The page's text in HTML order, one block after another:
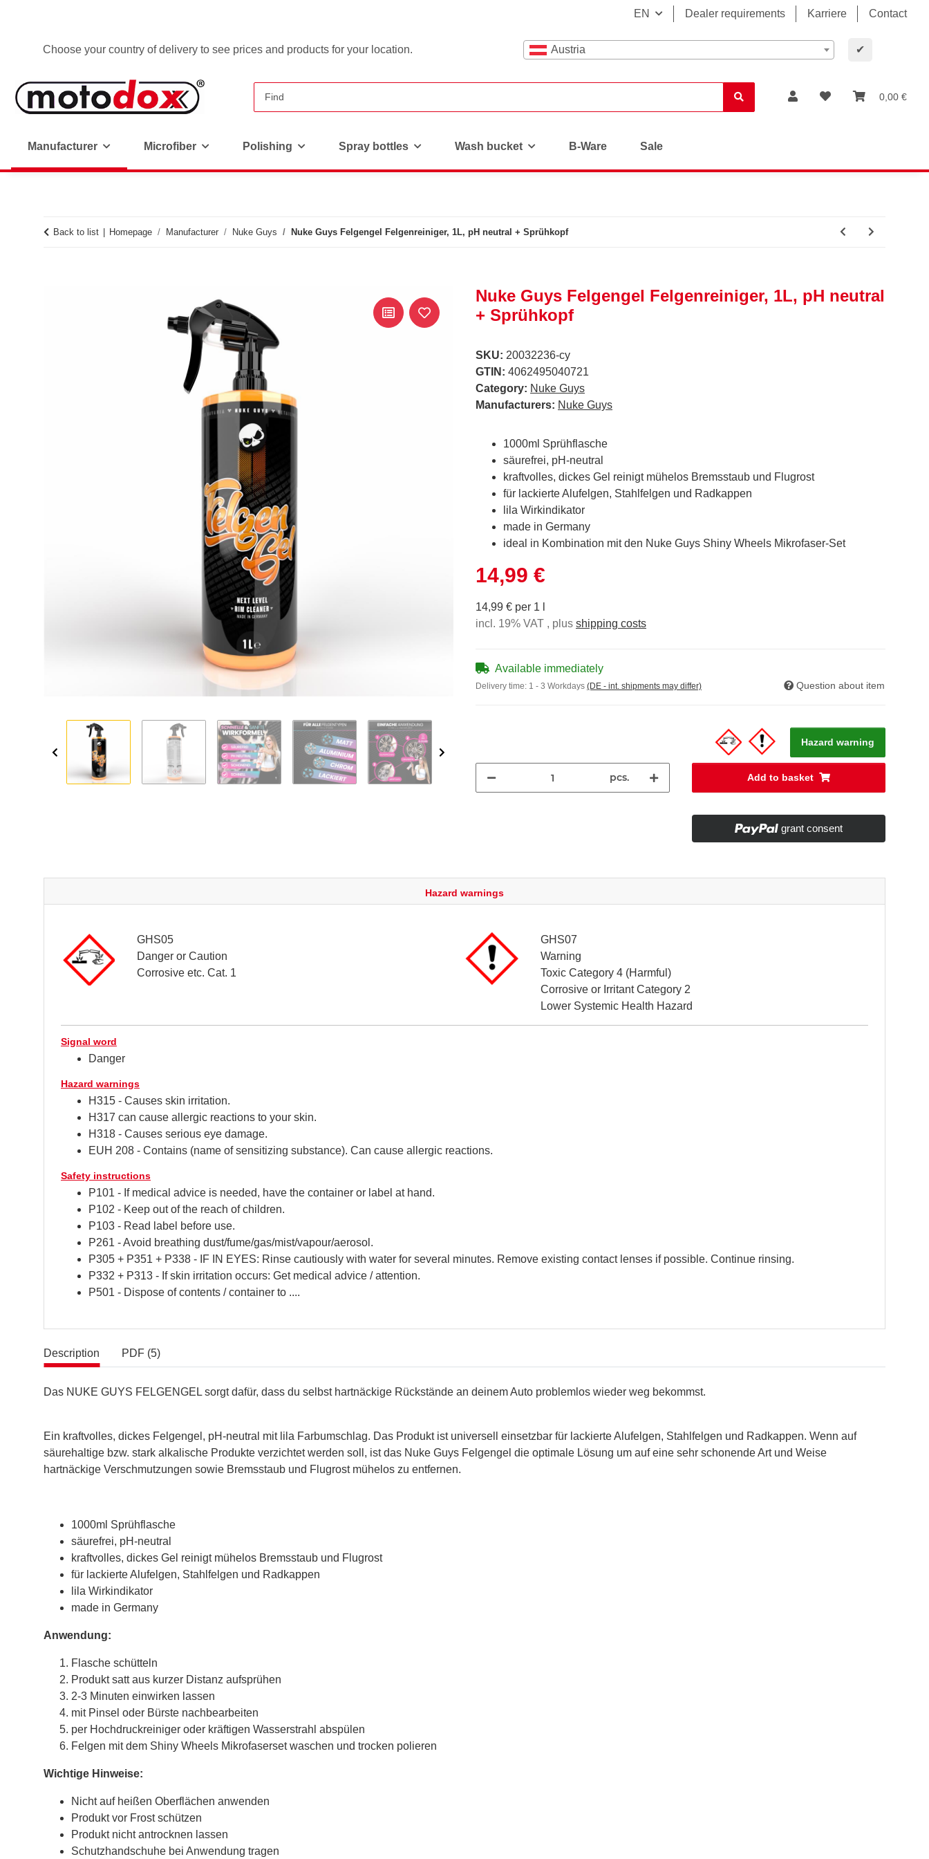
EN Dealer requirements Karriere Contact
Choose your country of delivery to see prices and products for your location. Austria ✔
0,00 €
Manufacturer Microfiber Polishing Spray bottles Wash bucket B-Ware Sale
Back to list Homepage Manufacturer Nuke Guys Nuke Guys Felgengel Felgenreiniger, 1L, pH neutral + Sprühkopf
Nuke Guys Felgengel Felgenreiniger, 1L, pH neutral
+ Sprühkopf
SKU: 20032236-cy
GTIN: 4062495040721
Category: Nuke Guys
Manufacturers: Nuke Guys
1000ml Sprühflasche
säurefrei, pH-neutral
kraftvolles, dickes Gel reinigt mühelos Bremsstaub und Flugrost
für lackierte Alufelgen, Stahlfelgen und Radkappen
lila Wirkindikator
made in Germany
ideal in Kombination mit den Nuke Guys Shiny Wheels Mikrofaser-Set
14,99 €
14,99 € per 1 l
incl. 19% VAT , plus shipping costs
Available immediately
Delivery time: 1 - 3 Workdays (DE - int. shipments may differ) Question about item
Hazard warning
pcs. Add to basket
grant consent
Hazard warnings
GHS05
Danger or Caution
Corrosive etc. Cat. 1
GHS07
Warning
Toxic Category 4 (Harmful)
Corrosive or Irritant Category 2
Lower Systemic Health Hazard
Signal word
Danger
Hazard warnings
H315 - Causes skin irritation.
H317 can cause allergic reactions to your skin.
H318 - Causes serious eye damage.
EUH 208 - Contains (name of sensitizing substance). Can cause allergic reactions.
Safety instructions
P101 - If medical advice is needed, have the container or label at hand.
P102 - Keep out of the reach of children.
P103 - Read label before use.
P261 - Avoid breathing dust/fume/gas/mist/vapour/aerosol.
P305 + P351 + P338 - IF IN EYES: Rinse cautiously with water for several minutes. Remove existing contact lenses if possible. Continue rinsing.
P332 + P313 - If skin irritation occurs: Get medical advice / attention.
P501 - Dispose of contents / container to ....
Description PDF (5)
Das NUKE GUYS FELGENGEL sorgt dafür, dass du selbst hartnäckige Rückstände an deinem Auto problemlos wieder weg bekommst.
Ein kraftvolles, dickes Felgengel, pH-neutral mit lila Farbumschlag. Das Produkt ist universell einsetzbar für lackierte Alufelgen, Stahlfelgen und Radkappen. Wenn auf
säurehaltige bzw. stark alkalische Produkte verzichtet werden soll, ist das Nuke Guys Felgengel die optimale Lösung um auf eine sehr schonende Art und Weise
hartnäckige Verschmutzungen sowie Bremsstaub und Flugrost mühelos zu entfernen.
1000ml Sprühflasche
säurefrei, pH-neutral
kraftvolles, dickes Gel reinigt mühelos Bremsstaub und Flugrost
für lackierte Alufelgen, Stahlfelgen und Radkappen
lila Wirkindikator
made in Germany
Anwendung:
Flasche schütteln
Produkt satt aus kurzer Distanz aufsprühen
2-3 Minuten einwirken lassen
mit Pinsel oder Bürste nachbearbeiten
per Hochdruckreiniger oder kräftigen Wasserstrahl abspülen
Felgen mit dem Shiny Wheels Mikrofaserset waschen und trocken polieren
Wichtige Hinweise:
Nicht auf heißen Oberflächen anwenden
Produkt vor Frost schützen
Produkt nicht antrocknen lassen
Schutzhandschuhe bei Anwendung tragen